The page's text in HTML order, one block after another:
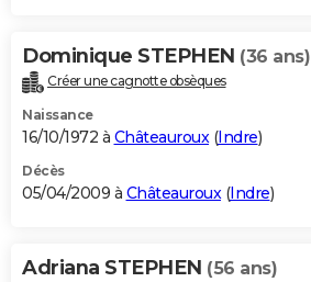
Dominique STEPHEN (36 ans)
Créer une cagnotte obsèques
Naissance
16/10/1972 à Châteauroux(Indre)
Décès
05/04/2009 à Châteauroux(Indre)
Adriana STEPHEN (56 ans)